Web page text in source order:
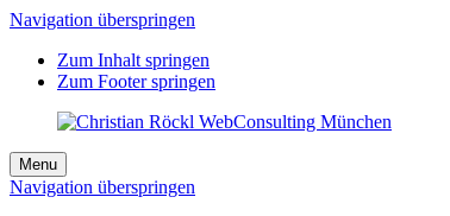
Navigation überspringen
Zum Inhalt springen
Zum Footer springen
Menu
Navigation überspringen